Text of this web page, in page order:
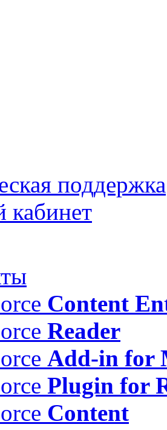
поддержка
Content
Reader
Add-in for
Plugin for
Content